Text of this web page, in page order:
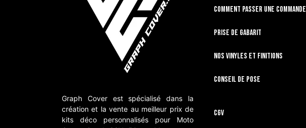
Graph Cover est spécialisé dans la
création et la vente au meilleur prix de
kits déco personnalisés pour Moto
Comment passer une commande
Prise de gabarit
Nos vinyles et finitions
Conseil de pose
CGV